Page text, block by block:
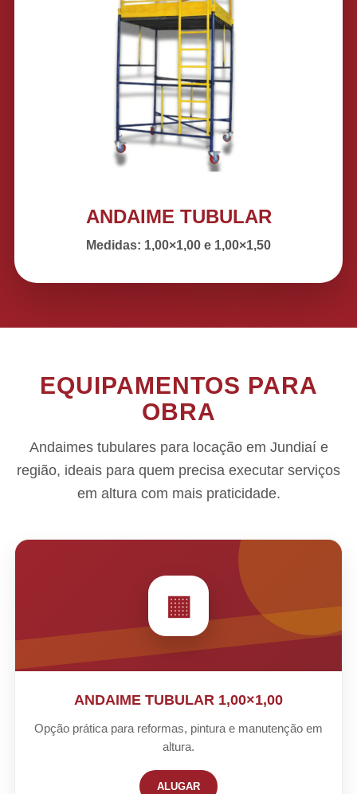
ANDAIME TUBULAR
Medidas: 1,00×1,00 e 1,00×1,50
EQUIPAMENTOS PARA
OBRA
Andaimes tubulares para locação em Jundiaí e
região, ideais para quem precisa executar serviços
em altura com mais praticidade.
▦
ANDAIME TUBULAR 1,00×1,00
Opção prática para reformas, pintura e manutenção em
altura.
ALUGAR